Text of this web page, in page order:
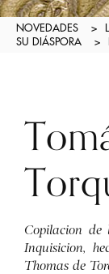
NOVEDADES >
SU DIÁSPORA
>
Copilacion de
Inquisicion,
Thomas de